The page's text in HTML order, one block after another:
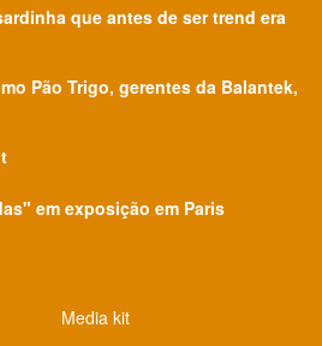
que antes de ser trend era
Pão Trigo, gerentes da Balantek,
em exposição em Paris
Media kit